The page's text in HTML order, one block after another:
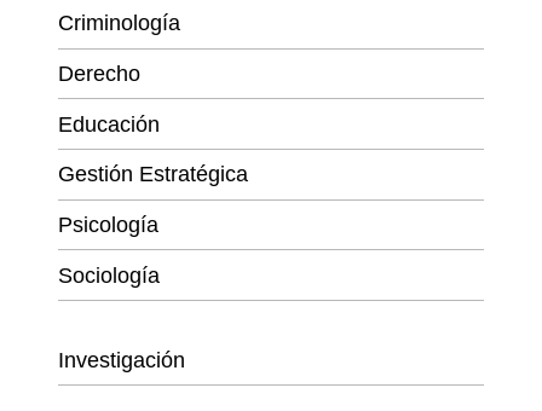
Criminología
Derecho
Educación
Gestión Estratégica
Psicología
Sociología
Investigación